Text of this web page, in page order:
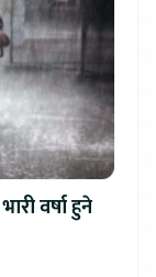
वर्षा हुने